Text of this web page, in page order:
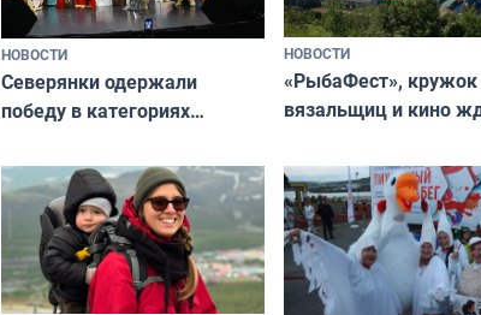
НОВОСТИ
Северянки одержали
победу в категориях
«Мисс и Миссис Великая
Русь»
НОВОСТИ
«РыбаФест», кружок
вязальщиц и кино